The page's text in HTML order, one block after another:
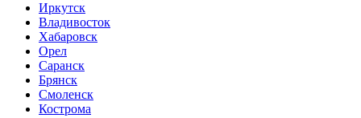
Иркутск
Владивосток
Хабаровск
Орел
Саранск
Брянск
Смоленск
Кострома